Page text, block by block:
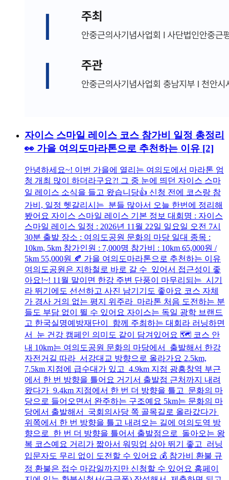
자이스 스마일 레이스 코스 참가비 일정 총정리
👀 가을 여의도마라톤으로 추천하는 이유 [2]
안녕하세요~! 이번 가을에 열리는 여의도에서 마라톤 엄
청 개최 많이 하더라구요?! 그 중 눈에 띄던 자이스 스마
일 레이스 소식을 들고 왔습니당👍 신청 전에 코스랑 참
가비, 일정 헷갈리시는 분들 많아서 오늘 한번에 정리해
봤어요 자이스 스마일 레이스 기본 정보 대회명 : 자이스
스마일 레이스 일정 : 2026년 11월 22일 일요일 오전 7시
30분 출발 장소 : 여의도공원 문화의 마당 일대 종목 :
10km, 5km 참가인원 : 7,000명 참가비 : 10km 65,000원 /
5km 55,000원 🍂 가을 여의도마라톤으로 추천하는 이유
여의도공원은 지하철로 바로 갈 수 있어서 접근성이 좋
아요!~! 11월 말이면 한강 주변 단풍이 마무리되는 시기
라 뛰기에도 선선하고 사진 남기기도 좋아요 코스 자체
가 경사 거의 없는 평지 위주라 마라톤 처음 도전하는 분
들도 부담 없이 뛸 수 있어요 자이스는 독일 광학 브랜드
고 한국실명예방재단이 함께 주최하는 대회라 러닝하면
서 눈 건강 캠페인 의미도 같이 담겨있어요 🗺️ 코스 안
내 10km는 여의도공원 문화의 마당에서 출발해서 한강
자전거길 따라 서강대교 방향으로 올라가요 2.5km,
7.5km 지점에 급수대가 있고 4.9km 지점 광흥창역 부근
에서 한 번 방향을 틀어요 거기서 출발점 근처까지 내려
왔다가 9.4km 지점에서 한 번 더 방향을 틀고 문화의 마
당으로 들어오면서 완주하는 구조예요 5km는 문화의 마
당에서 출발해서 국회의사당 쪽 골목길로 올라갔다가
위쪽에서 한 번 방향을 틀고 내려오는 길에 여의도역 방
향으로 한 번 더 방향을 틀어서 출발점으로 돌아오는 왕
복 코스예요 거리가 짧아서 워밍업 삼아 뛰기 좋고 러닝
입문자도 무리 없이 도전할 수 있어요 💰 참가비 환불 규
정 환불은 접수 마감일까지만 신청할 수 있어요 홈페이